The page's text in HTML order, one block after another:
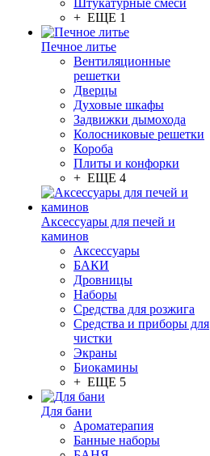
Штукатурные смеси
+ ЕЩЕ 1
Печное литье
Вентиляционные
решетки
Дверцы
Духовые шкафы
Задвижки дымохода
Колосниковые решетки
Короба
Плиты и конфорки
+ ЕЩЕ 4
Аксессуары для печей и
каминов
Аксессуары
БАКИ
Дровницы
Наборы
Средства для розжига
Средства и приборы для
чистки
Экраны
Биокамины
+ ЕЩЕ 5
Для бани
Ароматерапия
Банные наборы